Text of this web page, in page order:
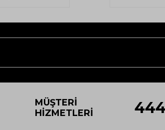
MÜŞTERI
HIZMETLERI
444